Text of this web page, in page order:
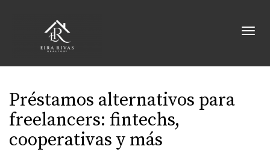
Préstamos alternativos para
freelancers: fintechs,
cooperativas y más